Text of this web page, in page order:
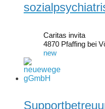
Caritas invita
4870 Pfaffing bei
new